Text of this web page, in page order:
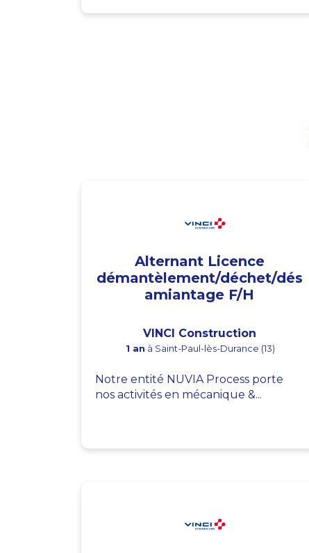
Alternant Licence
démantèlement/déchet/dés
amiantage F/H
VINCI Construction
1 an à Saint-Paul-lès-Durance (13)
Notre entité NUVIA Process porte
nos activités en mécanique &...